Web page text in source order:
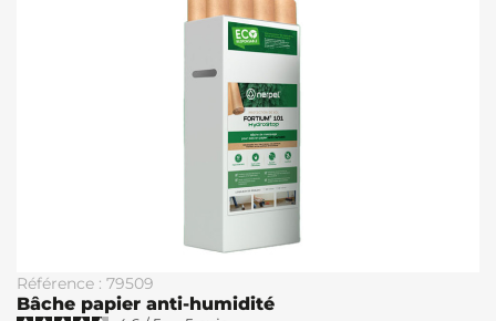
Référence : 79509
Bâche papier anti-humidité